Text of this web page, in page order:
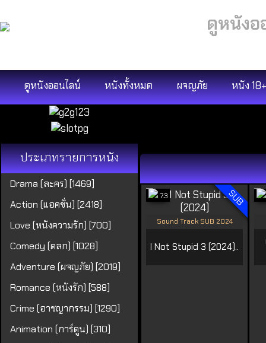
ดูหนังอ
ดูหนังออนไลน์ หนังทั้งหมด ผจญภัย หนัง 18+
ประเภทรายการหนัง
Drama (ละคร) [1469]
Action (แอคชั่น) [2418]
Love (หนังความรัก) [700]
Comedy (ตลก) [1028]
Adventure (ผจญภัย) [2019]
Romance (หนังรัก) [588]
Crime (อาชญากรรม) [1290]
Animation (การ์ตูน) [310]
SUB
7.3
Sound Track SUB 2024
I Not Stupid 3 (2024)..